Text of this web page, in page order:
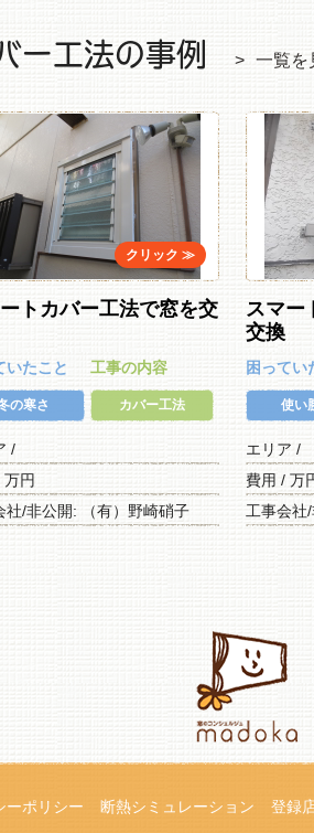
ー工法の事例 一覧を
トカバー工法で窓を交
いたこと
の寒さ
工事の内容
カバー工法
/
円
社/非公開: （有）野崎硝子
スマー
交換
困ってい
使い
エリア /
費用 / 万
工事会社
ーポリシー 断熱シミュレーション 登録